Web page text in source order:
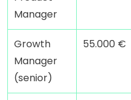
Manager
Growth
Manager
(senior)
55.000 €